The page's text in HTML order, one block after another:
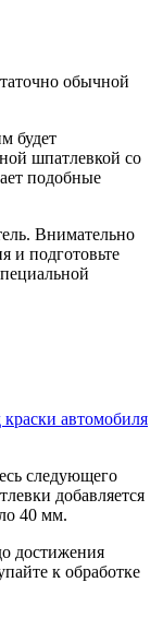
обычной
будет
шпатлевкой со
подобные
Внимательно
и подготовьте
краски автомобиля
следующего
добавляется
40 мм.
достижения
к обработке